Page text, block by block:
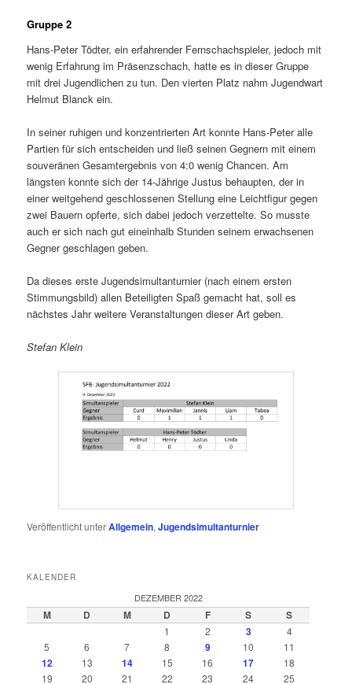
Gruppe 2
Hans-Peter Tödter, ein erfahrender Fernschachspieler, jedoch mit
wenig Erfahrung im Präsenzschach, hatte es in dieser Gruppe
mit drei Jugendlichen zu tun. Den vierten Platz nahm Jugendwart
Helmut Blanck ein.
In seiner ruhigen und konzentrierten Art konnte Hans-Peter alle
Partien für sich entscheiden und ließ seinen Gegnern mit einem
souveränen Gesamtergebnis von 4:0 wenig Chancen. Am
längsten konnte sich der 14-Jährige Justus behaupten, der in
einer weitgehend geschlossenen Stellung eine Leichtfigur gegen
zwei Bauern opferte, sich dabei jedoch verzettelte. So musste
auch er sich nach gut eineinhalb Stunden seinem erwachsenen
Gegner geschlagen geben.
Da dieses erste Jugendsimultanturnier (nach einem ersten
Stimmungsbild) allen Beteiligten Spaß gemacht hat, soll es
nächstes Jahr weitere Veranstaltungen dieser Art geben.
Stefan Klein
Veröffentlicht unterAllgemein,Jugendsimultanturnier
KALENDER
DEZEMBER 2022
M D M D F S S
1 2 3
4
5
6 7 8 9 10 11
12 13 14 15 16 17
18
19
20 21 22 23 24 25